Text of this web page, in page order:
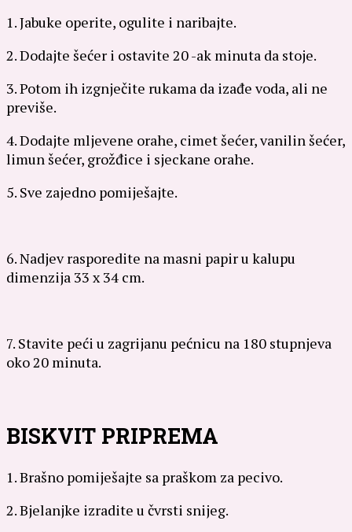
1. Jabuke operite, ogulite i naribajte.
2. Dodajte šećer i ostavite 20 -ak minuta da stoje.
3. Potom ih izgnječite rukama da izađe voda, ali ne
previše.
4. Dodajte mljevene orahe, cimet šećer, vanilin šećer,
limun šećer, grožđice i sjeckane orahe.
5. Sve zajedno pomiješajte.
6. Nadjev rasporedite na masni papir u kalupu
dimenzija 33 x 34 cm.
7. Stavite peći u zagrijanu pećnicu na 180 stupnjeva
oko 20 minuta.
BISKVIT PRIPREMA
1. Brašno pomiješajte sa praškom za pecivo.
2. Bjelanjke izradite u čvrsti snijeg.